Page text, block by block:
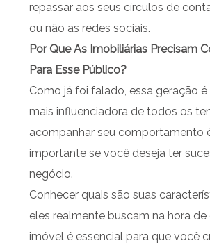
repassar aos seus círculos de
ou não as redes sociais.
Por Que As Imobiliárias Precisam
Para Esse Público?
Como já foi falado, essa geração
mais influenciadora de todos os
acompanhar seu comportamento
importante se você deseja ter
negócio.
Conhecer quais são suas
eles realmente buscam na hora
imóvel é essencial para que você